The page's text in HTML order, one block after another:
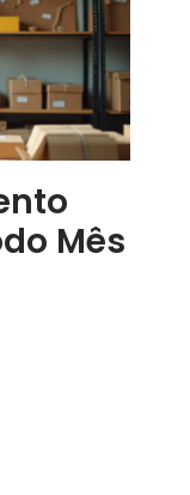
Mês